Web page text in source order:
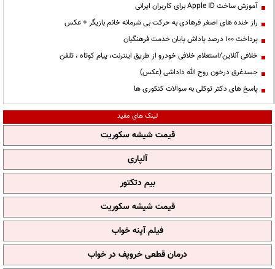
آموزش ساخت Apple ID برای کاربران ایرانی
راز خنده های اصغر فرهادی به حرکت بی شرمانه خانم بازیگر + عکس
پرداخت ۱۰۰ درصد پاداش پایان خدمت فرهنگیان
خلافی آنلاین/استعلام خلافی خودرو از طریق اینترنت، پیام کوتاه ، تلفن
جسدغرق درخون روح الله داداشی (عکس)
پاسخ های دکتر توکلی به سوالات کنکوری ها
لینک های مفید
قیمت شیشه سکوریت
آلپاری
بیم دتکتور
قیمت شیشه سکوریت
فیلم آپنه خواب
درمان قطعی خروپف در خواب